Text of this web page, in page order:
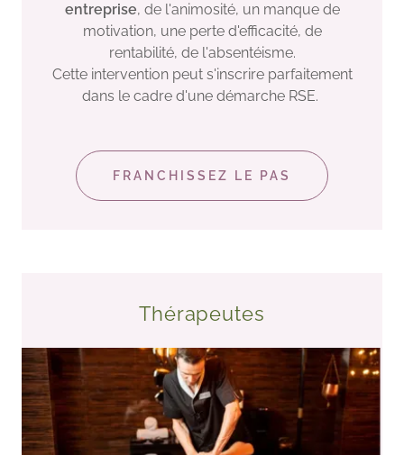
entreprise, de l'animosité, un manque de
motivation, une perte d'efficacité, de
rentabilité, de l'absentéisme.
Cette intervention peut s'inscrire parfaitement
dans le cadre d'une démarche RSE.
FRANCHISSEZ LE PAS
Thérapeutes